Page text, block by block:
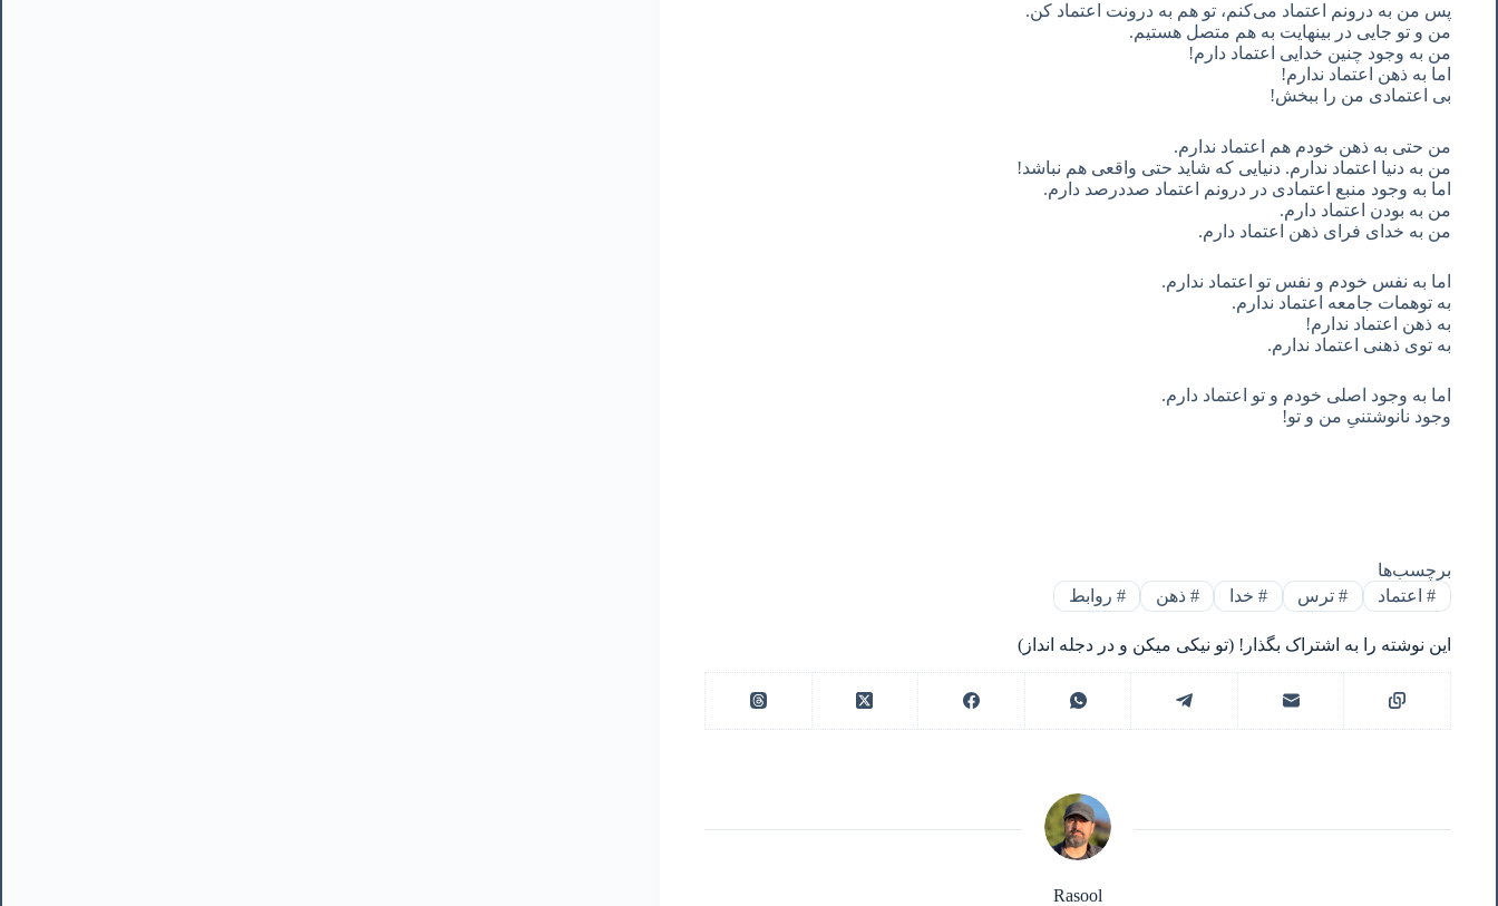
پس من به درونم اعتماد می‌کنم، تو هم به درونت اعتماد کن.
من و تو جایی در بینهایت به هم متصل هستیم.
من به وجود چنین خدایی اعتماد دارم!
اما به ذهن اعتماد ندارم!
بی اعتمادی من را ببخش!
من حتی به ذهن خودم هم اعتماد ندارم.
من به دنیا اعتماد ندارم. دنیایی که شاید حتی واقعی هم نباشد!
اما به وجود منبع اعتمادی در درونم اعتماد صددرصد دارم.
من به بودن اعتماد دارم.
من به خدای فرای ذهن اعتماد دارم.
اما به نفس خودم و نفس تو اعتماد ندارم.
به توهمات جامعه اعتماد ندارم.
به ذهن اعتماد ندارم!
به توی ذهنی اعتماد ندارم.
اما به وجود اصلی خودم و تو اعتماد دارم.
وجود نانوشتنیِ من و تو!
برچسب‌ها
#اعتماد #ترس #خدا # ذهن # روابط
این نوشته را به اشتراک بگذار! (تو نیکی میکن و در دجله انداز)
Rasool